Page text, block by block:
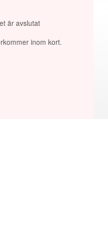
är avslutat
inom kort.